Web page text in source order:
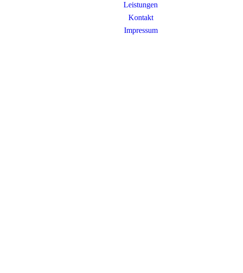
Leistungen
Kontakt
Impressum